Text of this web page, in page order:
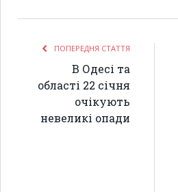
ПОПЕРЕДНЯ СТАТТЯ
В Одесі та
області 22 січня
очікують
невеликі опади